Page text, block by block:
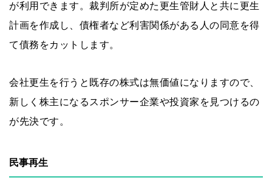
が利用できます。裁判所が定めた更生管財人と共に更生
計画を作成し、債権者など利害関係がある人の同意を得
て債務をカットします。
会社更生を行うと既存の株式は無価値になりますので、
新しく株主になるスポンサー企業や投資家を見つけるの
が先決です。
民事再生